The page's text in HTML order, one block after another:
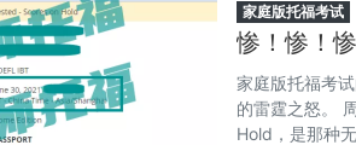
家庭版托福考试
惨！惨！
家庭版托福考
的雷霆之怒。
Hold，是那种